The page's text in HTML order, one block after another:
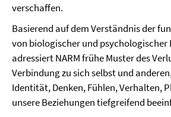
verschaffen.
Basierend auf dem Verständnis der
von biologischer und
adressiert NARM frühe Muster des
Verbindung zu sich selbst und
Identität, Denken, Fühlen, Verhalten,
unsere Beziehungen tiefgreifend